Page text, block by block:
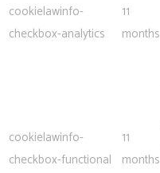
cookielawinfo-
checkbox-analytics
11
months
cookielawinfo-
checkbox-functional
11
months